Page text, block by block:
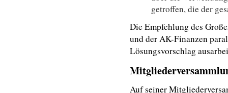
getroffen, die der
Die Empfehlung des
und der AK-Finanzen
Lösungsvorschlag
Auf seiner